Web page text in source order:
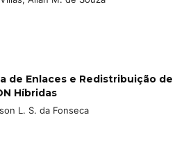
de Enlaces e Redistribuição de
Híbridas
L. S. da Fonseca